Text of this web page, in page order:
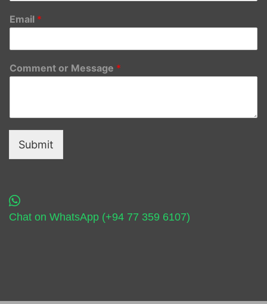
Email *
Comment or Message *
Submit
Chat on WhatsApp (+94 77 359 6107)